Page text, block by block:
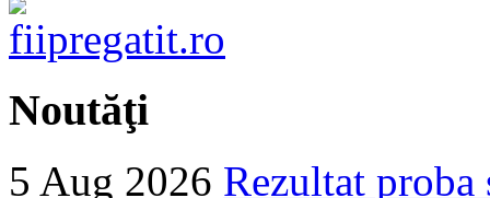
Noutăţi
5 Aug 2026 Rezultat proba